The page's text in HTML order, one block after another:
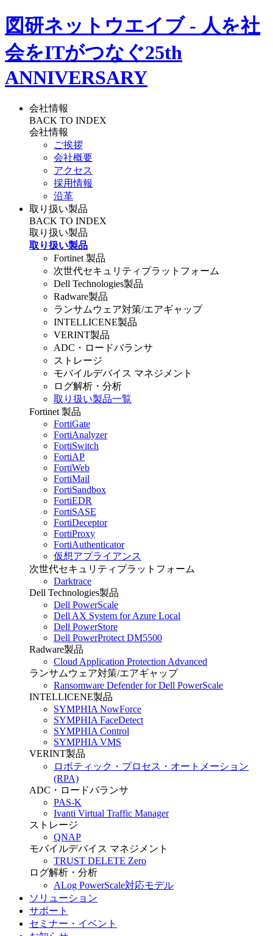
図研ネットウエイブ - 人を社
会をITがつなぐ25th
ANNIVERSARY
会社情報
BACK TO INDEX
会社情報
ご挨拶
会社概要
アクセス
採用情報
沿革
取り扱い製品
BACK TO INDEX
取り扱い製品
取り扱い製品
Fortinet 製品
次世代セキュリティプラットフォーム
Dell Technologies製品
Radware製品
ランサムウェア対策/エアギャップ
INTELLICENE製品
VERINT製品
ADC・ロードバランサ
ストレージ
モバイルデバイス マネジメント
ログ解析・分析
取り扱い製品一覧
Fortinet 製品
FortiGate
FortiAnalyzer
FortiSwitch
FortiAP
FortiWeb
FortiMail
FortiSandbox
FortiEDR
FortiSASE
FortiDeceptor
FortiProxy
FortiAuthenticator
仮想アプライアンス
次世代セキュリティプラットフォーム
Darktrace
Dell Technologies製品
Dell PowerScale
Dell AX System for Azure Local
Dell PowerStore
Dell PowerProtect DM5500
Radware製品
Cloud Application Protection Advanced
ランサムウェア対策/エアギャップ
Ransomware Defender for Dell PowerScale
INTELLICENE製品
SYMPHIA NowForce
SYMPHIA FaceDetect
SYMPHIA Control
SYMPHIA VMS
VERINT製品
ロボティック・プロセス・オートメーション
(RPA)
ADC・ロードバランサ
PAS-K
Ivanti Virtual Traffic Manager
ストレージ
QNAP
モバイルデバイス マネジメント
TRUST DELETE Zero
ログ解析・分析
ALog PowerScale対応モデル
ソリューション
サポート
セミナー・イベント